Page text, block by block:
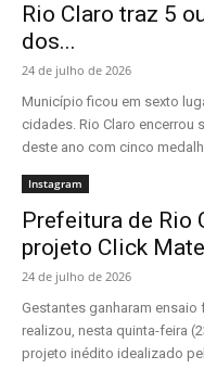
Rio Claro traz 5
dos...
24 de julho de 2026
Município ficou em sexto
cidades. Rio Claro
deste ano com cinco
Instagram
Prefeitura de Rio
projeto Click
24 de julho de 2026
Gestantes ganharam
realizou, nesta quinta-feira
projeto inédito idealizado